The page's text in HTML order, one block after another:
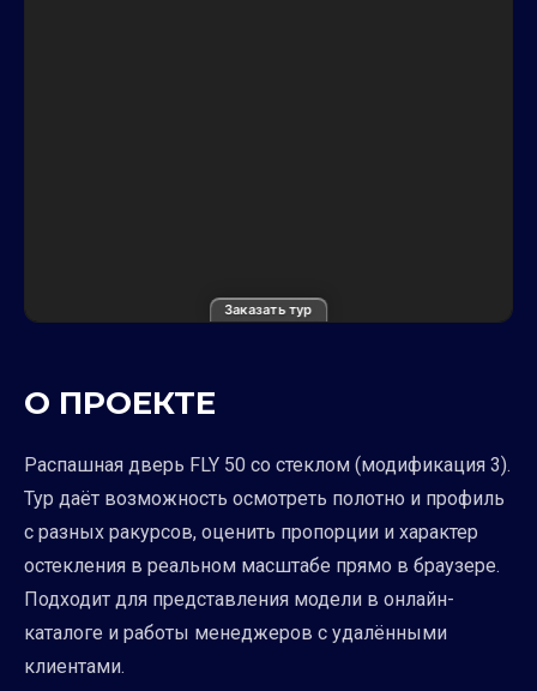
Заказать тур
О ПРОЕКТЕ
Распашная дверь FLY 50 со стеклом (модификация 3).
Тур даёт возможность осмотреть полотно и профиль
с разных ракурсов, оценить пропорции и характер
остекления в реальном масштабе прямо в браузере.
Подходит для представления модели в онлайн-
каталоге и работы менеджеров с удалёнными
клиентами.